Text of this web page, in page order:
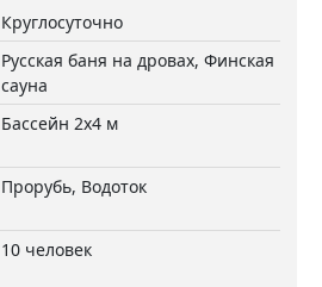
Круглосуточно
Русская баня на дровах, Финская
сауна
Бассейн 2х4 м
Прорубь, Водоток
10 человек